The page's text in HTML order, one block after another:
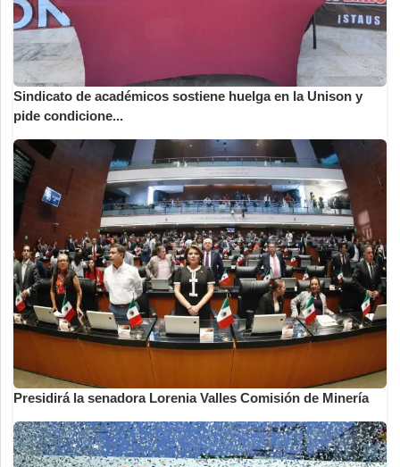
Sindicato de académicos sostiene huelga en la Unison y
pide condicione...
Presidirá la senadora Lorenia Valles Comisión de Minería